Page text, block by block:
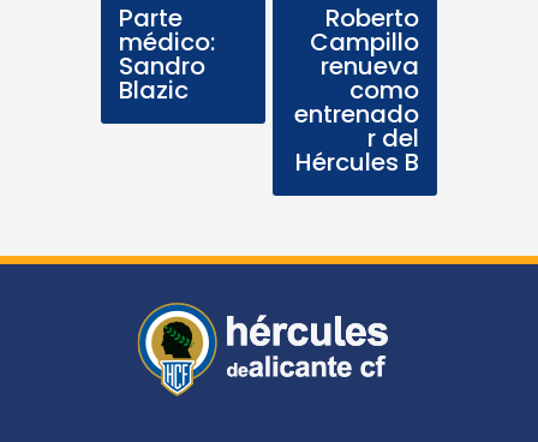
Parte
médico:
Sandro
Blazic
Roberto
Campillo
renueva
como
entrenado
r del
Hércules B